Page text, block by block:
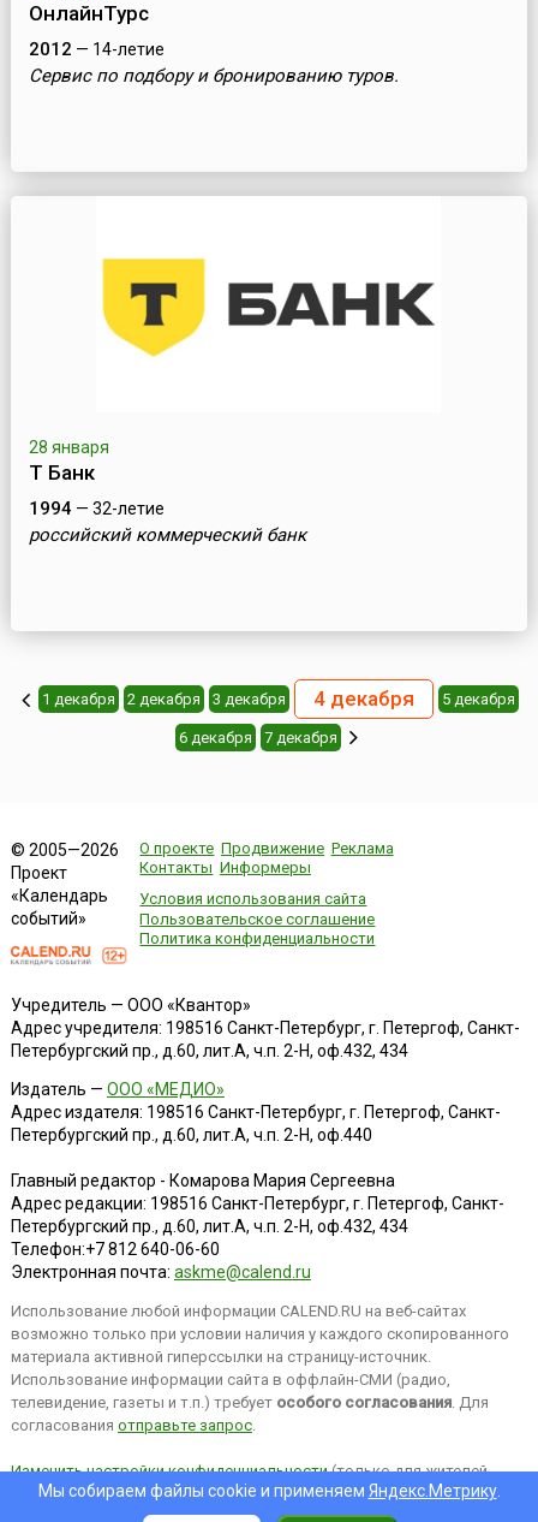
ОнлайнТурс
2012 — 14-летие
Сервис по подбору и бронированию туров.
28 января
Т Банк
1994— 32-летие
российский коммерческий банк
1 декабря 2 декабря 3 декабря 4 декабря 5 декабря
6 декабря 7 декабря
© 2005—2026
Проект
«Календарь
событий»
О проекте Продвижение Реклама
Контакты Информеры
Условия использования сайта
Пользовательское соглашение
Политика конфиденциальности
Учредитель — ООО «Квантор»
Адрес учредителя: 198516 Санкт-Петербург, г. Петергоф, Санкт-
Петербургский пр., д.60, лит.А, ч.п. 2-Н, оф.432, 434
Издатель — ООО «МЕДИО»
Адрес издателя: 198516 Санкт-Петербург, г. Петергоф, Санкт-
Петербургский пр., д.60, лит.А, ч.п. 2-Н, оф.440
Главный редактор - Комарова Мария Сергеевна
Адрес редакции: 198516 Санкт-Петербург, г. Петергоф, Санкт-
Петербургский пр., д.60, лит.А, ч.п. 2-Н, оф.432, 434
Телефон:+7 812 640-06-60
Электронная почта: askme@calend.ru
Использование любой информации CALEND.RU на веб-сайтах
возможно только при условии наличия у каждого скопированного
материала активной гиперссылки на страницу-источник.
Использование информации сайта в оффлайн-СМИ (радио,
телевидение, газеты и т.п.) требует особого согласования. Для
согласования отправьте запрос.
Изменить настройки конфиденциальности(только для жителей
EEA).Мы собираем файлы cookie и применяем Яндекс.Метрику.